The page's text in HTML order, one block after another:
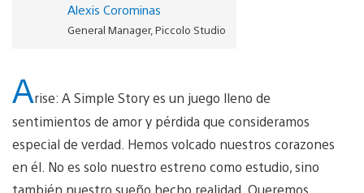
Alexis Corominas
General Manager, Piccolo Studio
Arise: A Simple Story es un juego lleno de
sentimientos de amor y pérdida que consideramos
especial de verdad. Hemos volcado nuestros corazones
en él. No es solo nuestro estreno como estudio, sino
también nuestro sueño hecho realidad. Queremos